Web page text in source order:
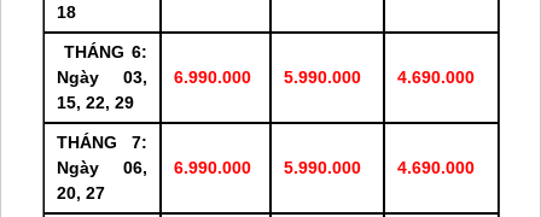
18
THÁNG 6:
Ngày 03,
15, 22, 29
6.990.000 5.990.000 4.690.000
THÁNG 7:
Ngày 06,
20, 27
6.990.000 5.990.000 4.690.000